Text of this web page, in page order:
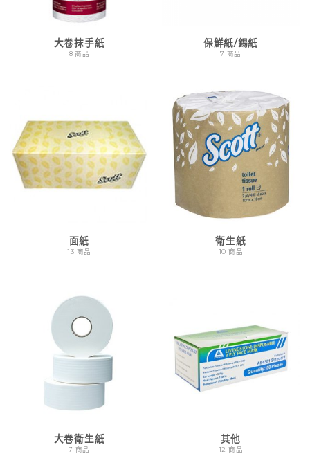
大卷抹手紙
8 商品
保鮮紙/錫紙
7 商品
面紙
13 商品
衛生紙
10 商品
大卷衛生紙
7 商品
其他
12 商品